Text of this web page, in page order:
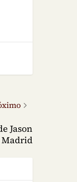
Jason
Madrid